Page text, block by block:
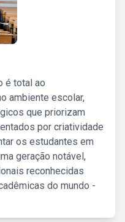
é total ao
ambiente escolar,
que priorizam
por criatividade
os estudantes em
geração notável,
reconhecidas
do mundo -